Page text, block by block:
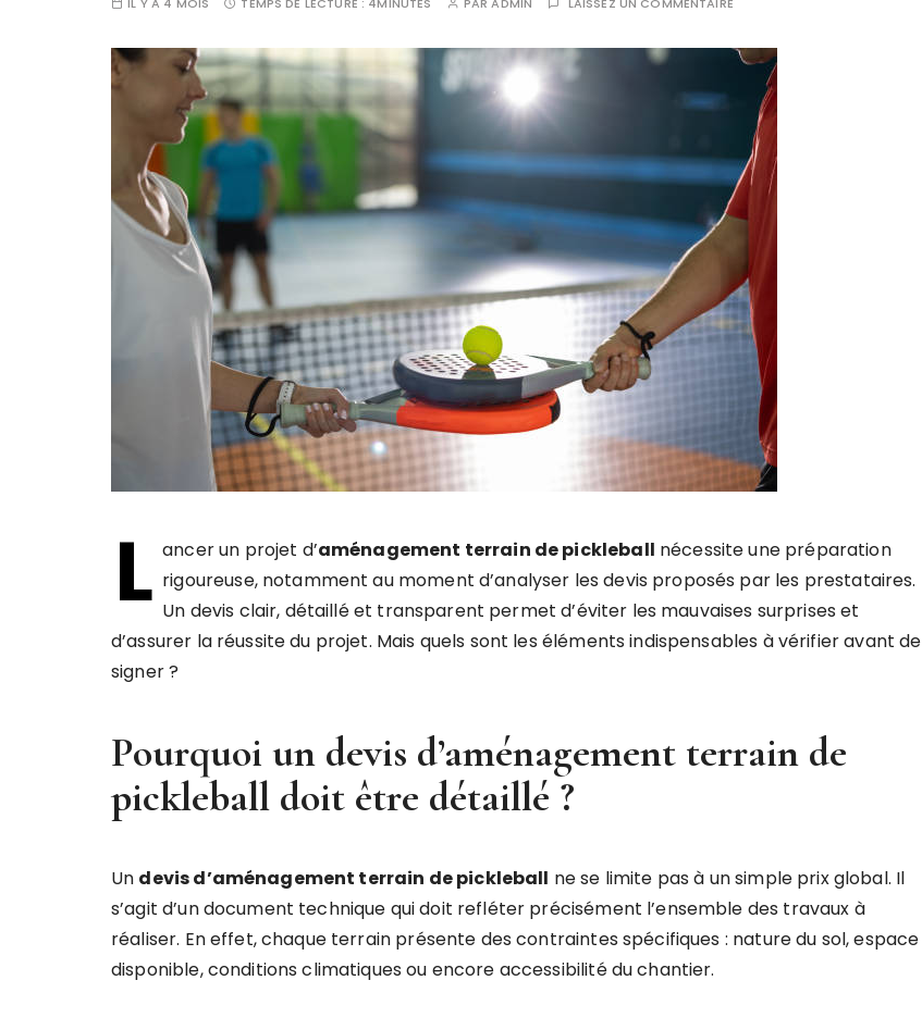
L ancer un projet d’aménagement terrain de pickleball nécessite une préparation
rigoureuse, notamment au moment d’analyser les devis proposés par les prestataires.
Un devis clair, détaillé et transparent permet d’éviter les mauvaises surprises et
d’assurer la réussite du projet. Mais quels sont les éléments indispensables à vérifier avant de
signer ?
Pourquoi un devis d’aménagement terrain de
pickleball doit être détaillé ?
Un devis d’aménagement terrain de pickleball ne se limite pas à un simple prix global. Il
s’agit d’un document technique qui doit refléter précisément l’ensemble des travaux à
réaliser. En effet, chaque terrain présente des contraintes spécifiques : nature du sol, espace
disponible, conditions climatiques ou encore accessibilité du chantier.